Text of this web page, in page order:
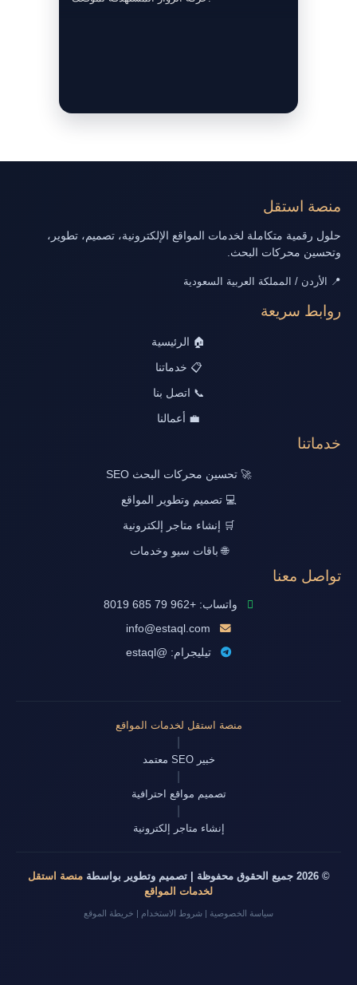
منصة استقل
حلول رقمية متكاملة لخدمات المواقع الإلكترونية، تصميم، تطوير،
وتحسين محركات البحث.
📍 الأردن / المملكة العربية السعودية
روابط سريعة
🏠 الرئيسية
📋 خدماتنا
📞 اتصل بنا
💼 أعمالنا
خدماتنا
🚀 تحسين محركات البحث SEO
💻 تصميم وتطوير المواقع
🛒 إنشاء متاجر إلكترونية
🌐 باقات سيو وخدمات
تواصل معنا
واتساب: +962 79 685 8019
info@estaql.com
تيليجرام: @estaql
منصة استقل لخدمات المواقع
خبير SEO معتمد
تصميم مواقع احترافية
إنشاء متاجر إلكترونية
© 2026 جميع الحقوق محفوظة | تصميم وتطوير بواسطة
منصة استقل
لخدمات المواقع
سياسة الخصوصية | شروط الاستخدام | خريطة الموقع